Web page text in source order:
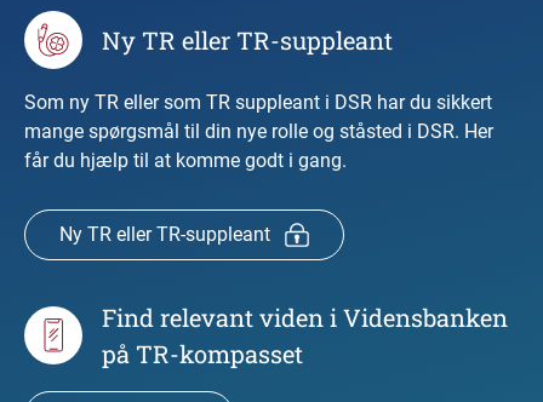
Ny TR eller TR-suppleant
Som ny TR eller som TR suppleant i DSR har du sikkert
mange spørgsmål til din nye rolle og ståsted i DSR. Her
får du hjælp til at komme godt i gang.
Ny TR eller TR-suppleant
Find relevant viden i Vidensbanken
på TR-kompasset